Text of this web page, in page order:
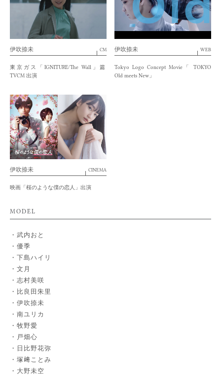
伊吹捺未 CM
東京ガス「IGNITURE/The Wall」篇
TVCM 出演
伊吹捺未 WEB
Tokyo Logo Concept Movie「 TOKYO
Old meets New」
伊吹捺未 CINEMA
映画「桜のような僕の恋人」出演
MODEL
武内おと
優季
下島ハイリ
文月
志村美咲
比良田朱里
伊吹捺未
南ユリカ
牧野愛
戸畑心
日比野花弥
塚﨑ことみ
大野未空